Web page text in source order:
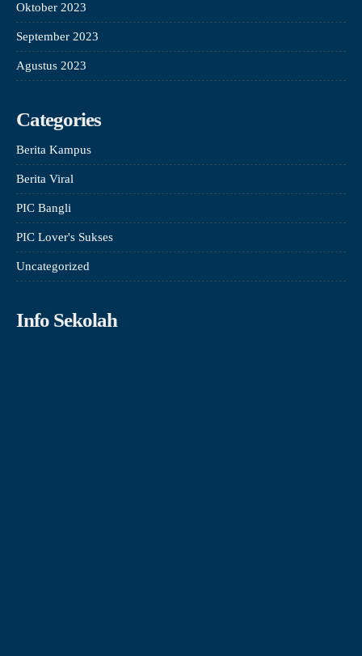
Oktober 2023
September 2023
Agustus 2023
Categories
Berita Kampus
Berita Viral
PIC Bangli
PIC Lover's Sukses
Uncategorized
Info Sekolah